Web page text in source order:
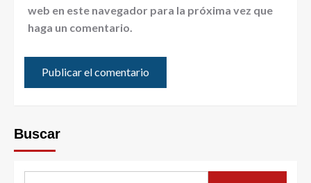
web en este navegador para la próxima vez que
haga un comentario.
Buscar